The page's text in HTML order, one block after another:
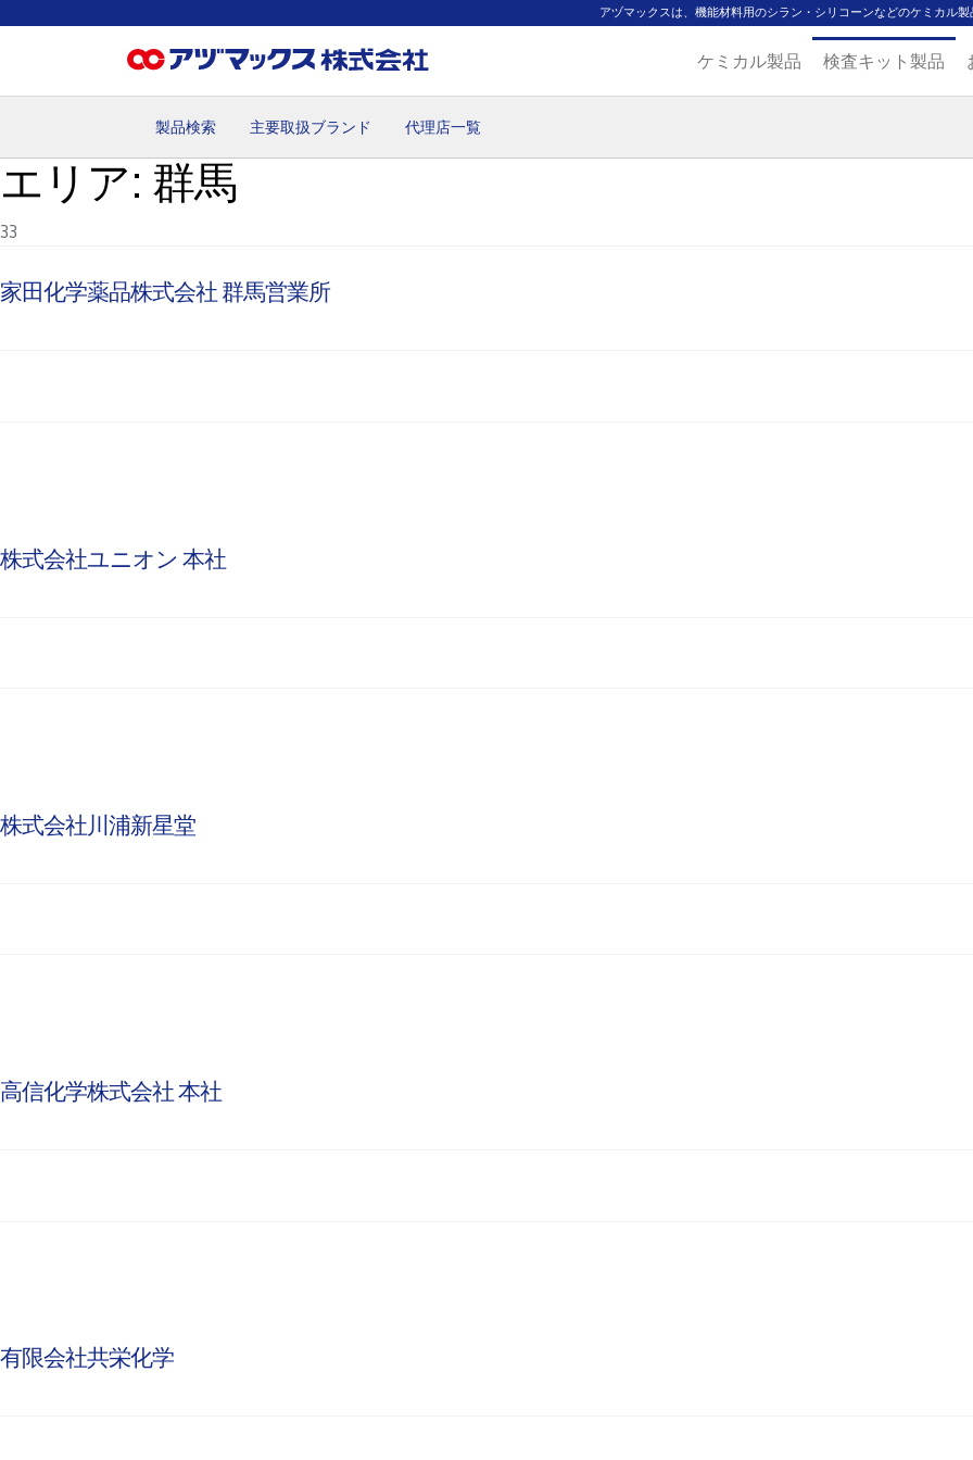
アヅマックスは、機能材料用のシラン・シリコーンなどのケミカル
ケミカル製品 検査キット製品
製品検索 主要取扱ブランド 代理店一覧
ホーム お気に入り
エリア: 群馬
33
家田化学薬品株式会社 群馬営業所
株式会社ユニオン 本社
株式会社川浦新星堂
高信化学株式会社 本社
有限会社共栄化学